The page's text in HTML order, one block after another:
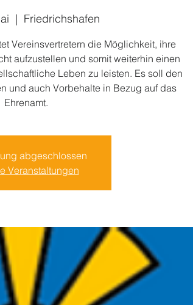
  |
Friedrichshafen
Vereinsvertretern die Möglichkeit, ihre
aufzustellen und somit weiterhin einen
Leben zu leisten. Es soll den
und auch Vorbehalte in Bezug auf das
Ehrenamt.
abgeschlossen
Veranstaltungen